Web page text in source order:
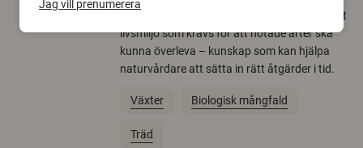
allt färre. Nu har forskare kartlagt hur mycket
livsmiljö som krävs för att hotade arter ska
kunna överleva – kunskap som kan hjälpa
naturvårdare att sätta in rätt åtgärder i tid.
Växter Biologisk mångfald
Träd
Jag vill prenumerera